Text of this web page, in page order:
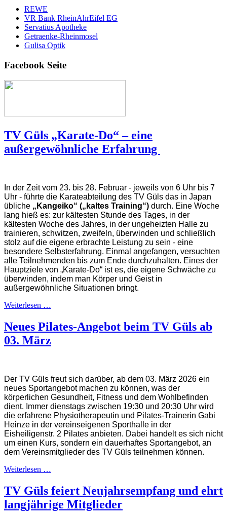
REWE
VR Bank RheinAhrEifel EG
Servatius Apotheke
Getraenke-Rheinmosel
Gulisa Optik
Facebook Seite
TV Güls „Karate-Do“ – eine
außergewöhnliche Erfahrung
In der Zeit vom 23. bis 28. Februar - jeweils von 6 Uhr bis 7
Uhr - führte die Karateabteilung des TV Güls das in Japan
übliche „Kangeiko“ („kaltes Training“) durch. Eine Woche
lang hieß es: zur kältesten Stunde des Tages, in der
kältesten Woche des Jahres, in der ungeheizten Halle zu
trainieren, schwitzen, zweifeln, überwinden und schließlich
stolz auf die eigene erbrachte Leistung zu sein - eine
besondere Selbsterfahrung. Einmal angefangen, versuchten
alle Teilnehmenden bis zum Ende durchzuhalten. Eines der
Hauptziele von „Karate-Do“ ist es, die eigene Schwäche zu
überwinden, indem man Körper und Geist in
außergewöhnliche Situationen bringt.
Weiterlesen …
Neues Pilates-Angebot beim TV Güls ab
03. März
Der TV Güls freut sich darüber, ab dem 03. März 2026 ein
neues Sportangebot machen zu können, was der
körperlichen Gesundheit, Fitness und dem Wohlbefinden
dient. Immer dienstags zwischen 19:30 und 20:30 Uhr wird
die erfahrene Physiotherapeutin und Pilates-Trainerin Gabi
Heinze in der vereinseigenen Sporthalle in der
Eisheiligenstr. 2 Pilates anbieten. Dabei handelt es sich nicht
um einen Kurs, sondern ein dauerhaftes Sportangebot, an
dem Vereinsmitglieder des TV Güls teilnehmen können.
Weiterlesen …
TV Güls feiert Neujahrsempfang und ehrt
langjährige Mitglieder